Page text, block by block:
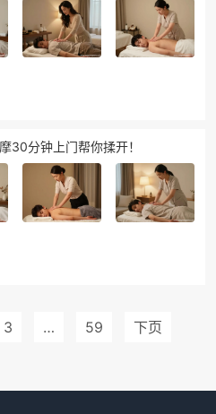
30分钟上门帮你揉开！
3 … 59 下页